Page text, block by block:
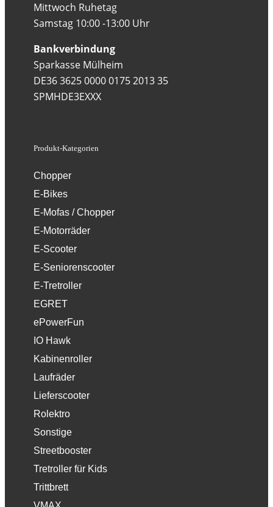
Produkt-Kategorien
Chopper
E-Bikes
E-Mofas / Chopper
E-Motorräder
E-Scooter
E-Seniorenscooter
E-Tretroller
EGRET
ePowerFun
IO Hawk
Kabinenroller
Laufräder
Lieferscooter
Rolektro
Sonstige
Streetbooster
Tretroller für Kids
Trittbrett
Mittwoch Ruhetag
Samstag 10:00 -13:00 Uhr
Bankverbindung
Sparkasse Mülheim
DE36 3625 0000 0175 2013 35
SPMHDE3EXXX